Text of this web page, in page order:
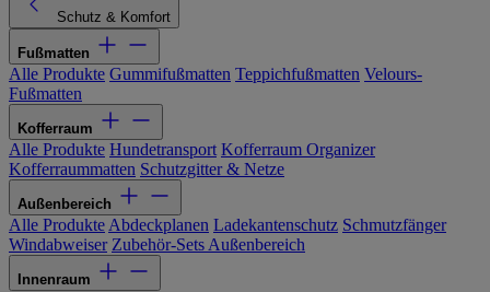
Schutz & Komfort
Fußmatten
Alle Produkte Gummifußmatten Teppichfußmatten Velours-
Fußmatten
Kofferraum
Alle Produkte Hundetransport Kofferraum Organizer
Kofferraummatten Schutzgitter & Netze
Außenbereich
Alle Produkte Abdeckplanen Ladekantenschutz Schmutzfänger
Windabweiser Zubehör-Sets Außenbereich
Innenraum